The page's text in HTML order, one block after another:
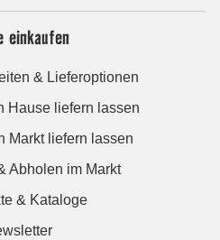
einkaufen
& Lieferoptionen
Hause liefern lassen
Markt liefern lassen
Abholen im Markt
& Kataloge